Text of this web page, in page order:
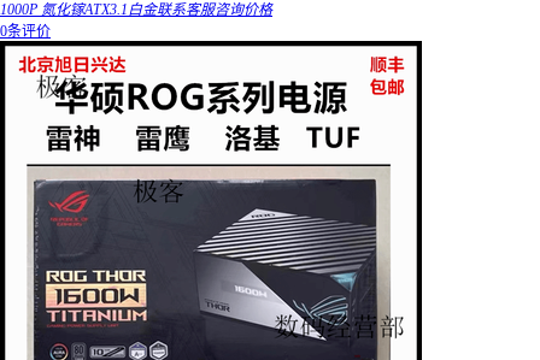
1000P 氮化镓ATX3.1白金联系客服咨询价格
0条评价